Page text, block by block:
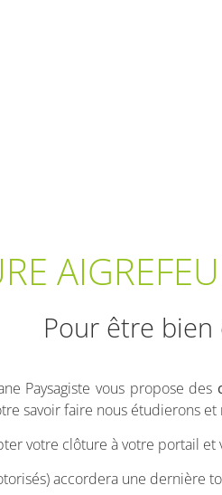
Pour être bien
Paysagiste vous propose des
savoir faire nous étudierons
votre clôture à votre portail et
accordera une dernière